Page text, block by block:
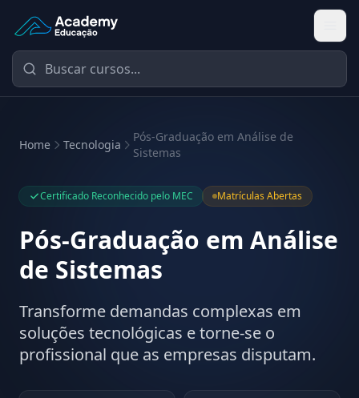
Academy Educação — Página Inicial
Home Tecnologia
Pós-Graduação em Análise de
Sistemas
Certificado Reconhecido pelo MEC Matrículas Abertas
Pós-Graduação em Análise
de Sistemas
Transforme demandas complexas em
soluções tecnológicas e torne-se o
profissional que as empresas disputam.